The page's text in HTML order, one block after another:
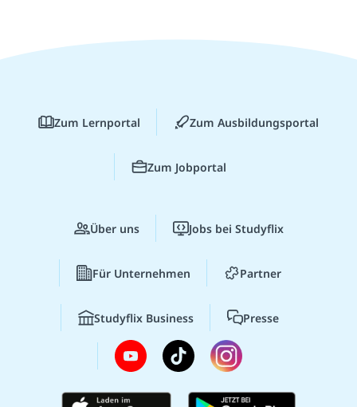
Zum Lernportal Zum Ausbildungsportal
Zum Jobportal
Über uns Jobs bei Studyflix
Für Unternehmen Partner
Studyflix Business Presse